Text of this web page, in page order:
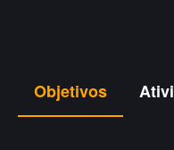
Objetivos